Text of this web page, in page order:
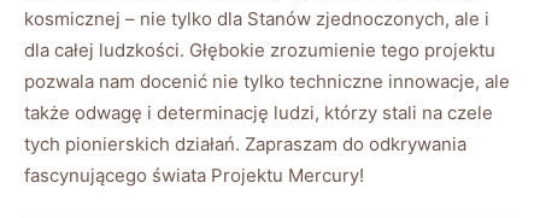
kosmicznej – nie tylko dla Stanów zjednoczonych, ale i
dla całej ludzkości. Głębokie zrozumienie tego projektu
pozwala nam docenić nie tylko techniczne innowacje, ale
także odwagę i determinację ludzi, którzy stali na czele
tych pionierskich działań. Zapraszam do odkrywania
fascynującego świata Projektu Mercury!